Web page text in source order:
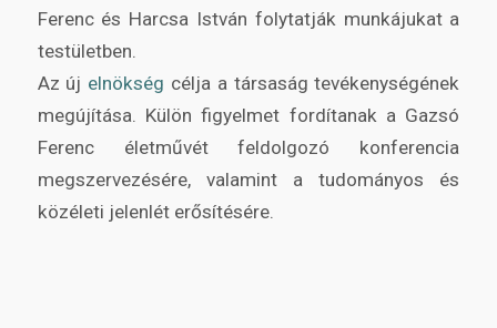
Ferenc és Harcsa István folytatják munkájukat a
testületben.
Az új elnökség célja a társaság tevékenységének
megújítása. Külön figyelmet fordítanak a Gazsó
Ferenc életművét feldolgozó konferencia
megszervezésére, valamint a tudományos és
közéleti jelenlét erősítésére.